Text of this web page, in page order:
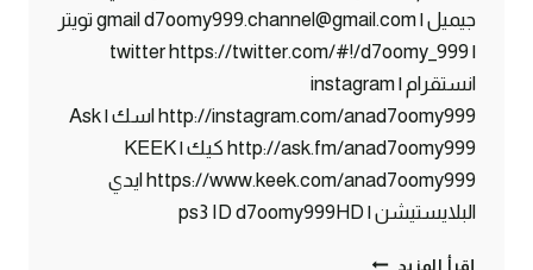
جيميل | gmail d7oomy999.channel@gmail.com تويتر
| twitter https://twitter.com/#!/d7oomy_999
انستقرام | instagram
http://instagram.com/anad7oomy999 اسك | Ask
http://ask.fm/anad7oomy999 كيك | KEEK
https://www.keek.com/anad7oomy999 ايدي
البلايستيشن | ps3 ID d7oomy999HD
إقرأ المزيد ماين